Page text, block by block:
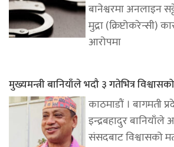
बानेश्वरमा अनलाइन
मुद्रा (क्रिप्टोकरेन्सी)
आरोपमा
मुख्यमन्त्री बानियाँले भदौ ३ गतेभित्र
काठमाडौं । बागमती
इन्द्रबहादुर बानियाँले
संसदबाट विश्वासको